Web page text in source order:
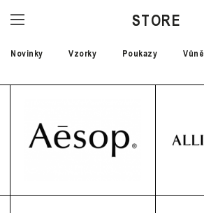
STORE
Novinky Vzorky Poukazy Vůně